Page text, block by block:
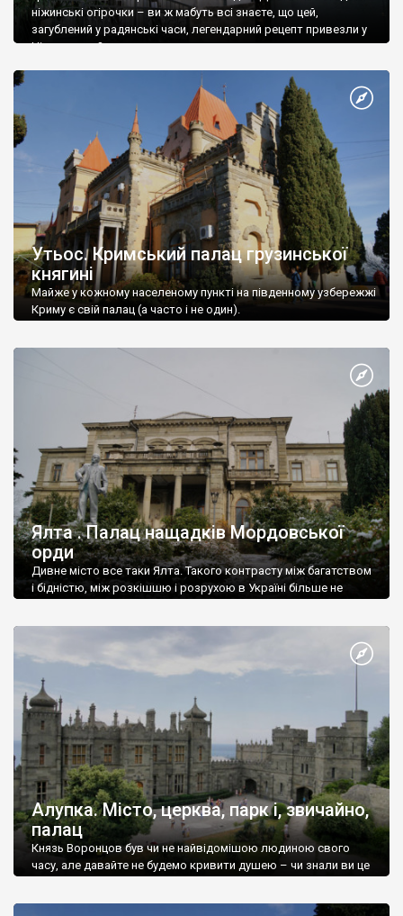
ніжинські огірочки – ви ж мабуть всі знаєте, що цей,
загублений у радянські часи, легендарний рецепт привезли у
Ніжин греки?
Утьос. Кримський палац грузинської
княгині
Майже у кожному населеному пункті на південному узбережжі
Криму є свій палац (а часто і не один).
Ялта . Палац нащадків Мордовської
орди
Дивне місто все таки Ялта. Такого контрасту між багатством
і бідністю, між розкішшю і розрухою в Україні більше не
Алупка. Місто, церква, парк і, звичайно,
палац
Князь Воронцов був чи не найвідомішою людиною свого
часу, але давайте не будемо кривити душею – чи знали ви це